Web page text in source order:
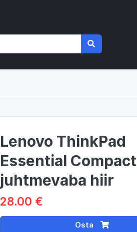
Lenovo ThinkPad
Essential Compact
juhtmevaba hiir
28.00 €
Osta